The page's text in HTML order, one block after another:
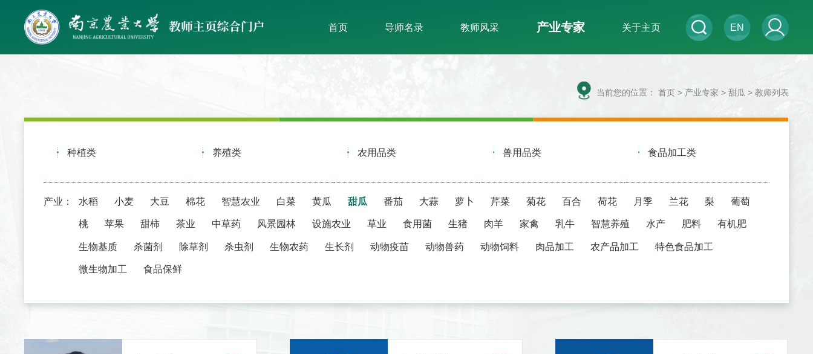
首页 导师名录 教师风采 产业专家 关于主页 EN
当前您的位置： 首页> 产业专家 > 甜瓜 > 教师列表
种植类 养殖类 农用品类 兽用品类 食品加工类
产业： 水稻 小麦 大豆 棉花 智慧农业 白菜 黄瓜 甜瓜 番茄 大蒜 萝卜 芹菜 菊花 百合 荷花 月季 兰花 梨 葡萄
桃 苹果 甜柿 茶业 中草药 风景园林 设施农业 草业 食用菌 生猪 肉羊 家禽 乳牛 智慧养殖 水产 肥料 有机肥
生物基质 杀菌剂 除草剂 杀虫剂 生物农药 生长剂 动物疫苗 动物兽药 动物饲料 肉品加工 农产品加工 特色食品加工
微生物加工 食品保鲜